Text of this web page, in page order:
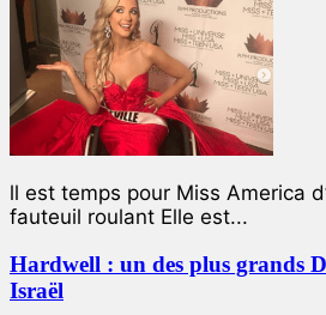
ll est temps pour Miss America
fauteuil roulant Elle est...
Hardwell : un des plus grands
Israël